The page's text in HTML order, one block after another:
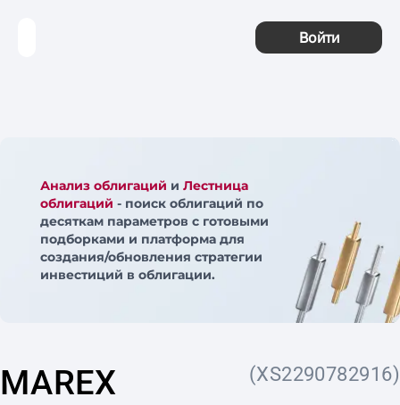
Войти
Анализ облигаций и Лестница
облигаций - поиск облигаций по
десяткам параметров с готовыми
подборками и платформа для
создания/обновления стратегии
инвестиций в облигации.
MAREX
(XS2290782916)